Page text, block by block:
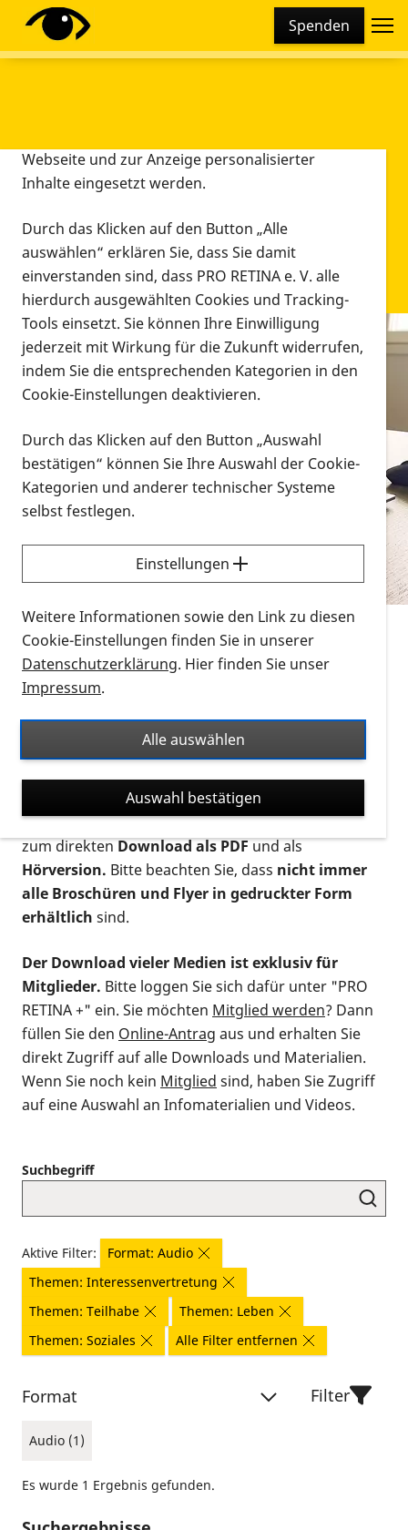
Spenden
Infomaterial
Infomaterial
Vorlesen
Alle Infomaterialien in verschiedenen
Formaten an einem Ort
Sie möchten wissen, wie Sie nach Infonmaterial
suchen und dieses bestellen bzw. herunterladen
können? Schauen Sie sich dieErklärvideos zum
Thema Infomaterial auf der PRO RETINA-Website
für blinde und sehbehinderte Menschen an.
Auf dieser Seite finden Sie sämtliches Infomaterial
Ort. Nutzen Sie den Formatfilter, um ausschließlich
nach Flyern und Broschüren, Audios oder Videos zu
suchen. Die meisten Flyer und Broschüren werden in
verschiedenen Formaten angeboten: zur
postalischen Bestellung als gedruckte Variante
zum direktenDownload als PDFund als
Hörversion. Bitte beachten Sie, dass nicht immer
alle Broschüren und Flyer in gedruckter Form
erhältlich sind.
Der Download vieler Medien ist exklusiv für
Mitglieder. Bitte loggen Sie sich dafür unter "PRO
RETINA +" ein. Sie möchten Mitglied werden? Dann
füllen Sie den Online-Antrag aus und erhalten Sie
direkt Zugriff auf alle Downloads und Materialien.
Wenn Sie noch kein Mitglied sind, haben Sie Zugriff
auf eine Auswahl an Infomaterialien und Videos.
Suchbegriff
Aktive Filter:
Format: Audio
Themen: Interessenvertretung
Themen: Teilhabe
Themen: Leben
Themen: Soziales
Alle Filter entfernen
Format
Audio (1)
Filter
Es wurde 1 Ergebnis gefunden.
Diese Webseite setzt verschiedene Cookies und
Tracking-Tools ein. Dies beinhaltet Cookies und
Webseite und zur Anzeige personalisierter
Inhalte eingesetzt werden.
Durch das Klicken auf den Button „Alle
auswählen“ erklären Sie, dass Sie damit
einverstanden sind, dass PRO RETINA e. V. alle
hierdurch ausgewählten Cookies und Tracking-
Tools einsetzt. Sie können Ihre Einwilligung
jederzeit mit Wirkung für die Zukunft widerrufen,
indem Sie die entsprechenden Kategorien in den
Cookie-Einstellungen deaktivieren.
Durch das Klicken auf den Button „Auswahl
bestätigen“ können Sie Ihre Auswahl der Cookie-
Kategorien und anderer technischer Systeme
selbst festlegen.
Einstellungen
Weitere Informationen sowie den Link zu diesen
Cookie-Einstellungen finden Sie in unserer
Datenschutzerklärung. Hier finden Sie unser
Impressum.
Alle auswählen
Auswahl bestätigen